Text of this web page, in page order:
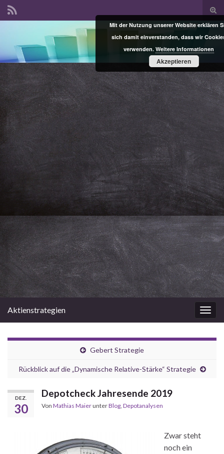
Search for:
Aktienstrategien
Gebert Strategie
Rückblick auf die „Dynamische Relative-Stärke“ Strategie
DEZ.
30
Depotcheck Jahresende 2019
Von Mathias MaierunterBlog, Depotanalysen
Zwar steht
noch ein
Mit der Nutzung unserer Website erklären
sich damit einverstanden, dass wir
verwenden. Weitere Informationen
Akzeptieren